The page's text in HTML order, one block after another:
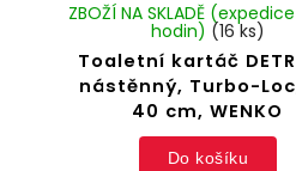
Toaletní kartáč
nástěnný, Turbo-
40 cm, WENKO
ZBOŽÍ NA SKLADĚ
hodin) (16 ks)
Do košíku